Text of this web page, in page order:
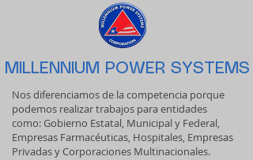
MILLENNIUM POWER SYSTEMS
Nos diferenciamos de la competencia porque
podemos realizar trabajos para entidades
como: Gobierno Estatal, Municipal y Federal,
Empresas Farmacéuticas, Hospitales, Empresas
Privadas y Corporaciones Multinacionales.